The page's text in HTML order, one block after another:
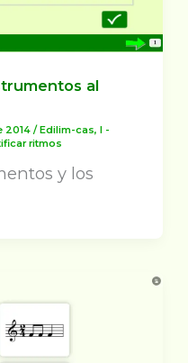
al
2014/Edilim-cas,I -
ritmos
y los